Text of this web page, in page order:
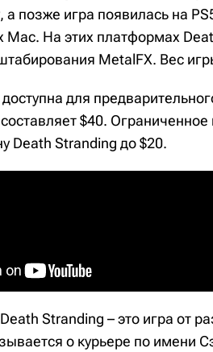
а позже игра появилась на
Mac. На этих платформах
MetalFX. Вес
для
$40.
Death Stranding до $20.
Stranding – это игра от
о курьере по имени